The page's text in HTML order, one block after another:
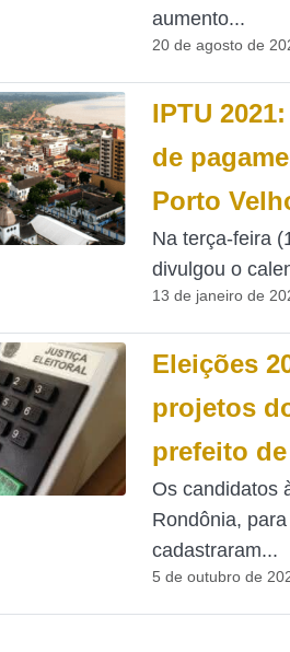
aumento...
20 de agosto de
IPTU
de
Porto
Na terça-feira
divulgou o
13 de janeiro de
Eleições
projetos
prefeito
Os candidatos
Rondônia,
cadastraram...
5 de outubro de